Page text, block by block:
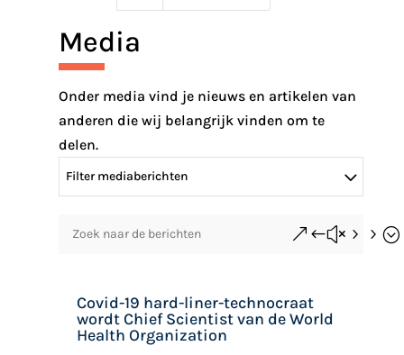
Media
Onder media vind je nieuws en artikelen van
anderen die wij belangrijk vinden om te
delen.
Filter mediaberichten
&#x55;
Covid-19 hard-liner-technocraat
wordt Chief Scientist van de World
Health Organization